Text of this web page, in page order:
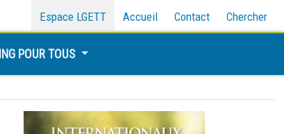
Espace LGETT Accueil Contact Chercher
POUR TOUS